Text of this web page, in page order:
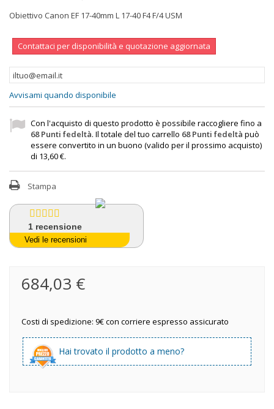
Obiettivo Canon EF 17-40mm L 17-40 F4 F/4 USM
Contattaci per disponibilità e quotazione aggiornata
Avvisami quando disponibile
Con l'acquisto di questo prodotto è possibile raccogliere fino a
68Punti fedeltà. Il totale del tuo carrello 68Punti fedeltà può
essere convertito in un buono (valido per il prossimo acquisto)
di 13,60 €.
Stampa
1 recensione
Vedi le recensioni
684,03 €
Costi di spedizione: 9€ con corriere espresso assicurato
Hai trovato il prodotto a meno?